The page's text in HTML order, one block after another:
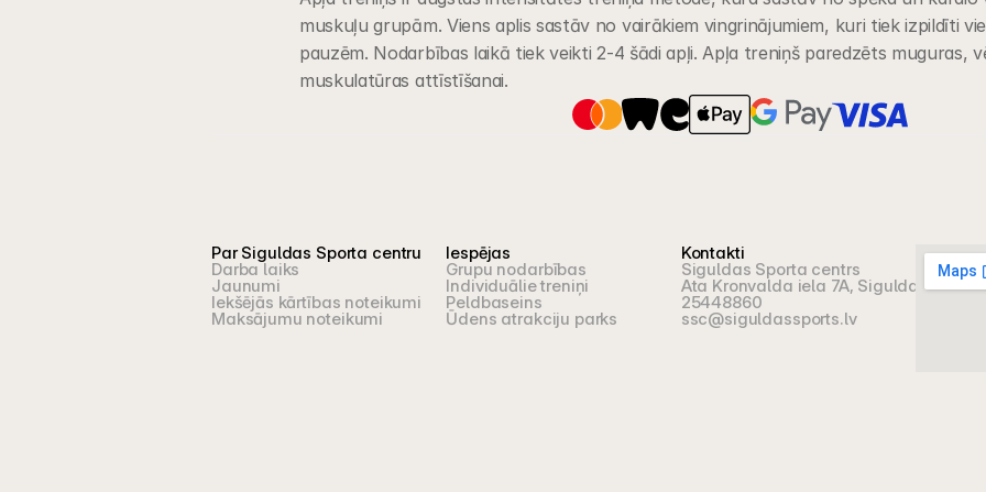
muskuļu grupām. Viens aplis sastāv no vairākiem vingrinājumiem, kuri tiek izpildīti
pauzēm. Nodarbības laikā tiek veikti 2-4 šādi apļi. Apļa treniņš paredzēts muguras,
muskulatūras attīstīšanai.
Par Siguldas Sporta centru
Darba laiks
Jaunumi
Iekšējās kārtības noteikumi
Maksājumu noteikumi
Iespējas
Grupu nodarbības
Individuālie treniņi
Peldbaseins
Ūdens atrakciju parks
Kontakti
Siguldas Sporta centrs
Ata Kronvalda iela 7A, Sigulda
25448860
ssc@siguldassports.lv